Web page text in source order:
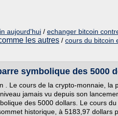
aujourd'hui / echanger bitcoin
les autres / cours du bitcoin
symbolique des 5000
. Le cours de la crypto-monnaie, la
jamais vu depuis son
des 5000 dollars. Le cours
historique, à 5183,97 dollars